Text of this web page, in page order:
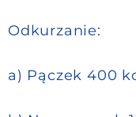
Odkurzanie:
a) Pączek 400